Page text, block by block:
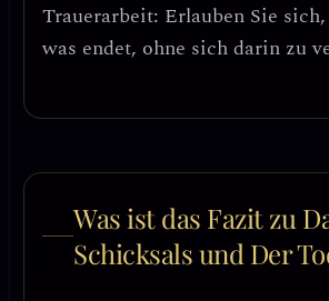
Trauerarbeit: Erlauben Sie
was endet, ohne sich darin zu
Was ist das Fazit zu
Schicksals und Der